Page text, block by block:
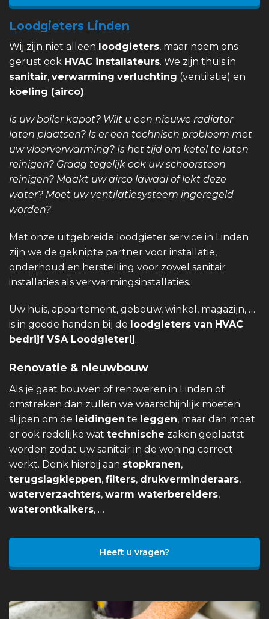
Loodgieters Linden
Wij zijn niet alleen loodgieters, maar noem ons
gerust ook HVAC installateurs. We zijn thuis in
sanitair, verwarming verluchting (ventilatie) en
koeling (airco).
Is uw boiler kapot? Wilt u een nieuwe radiator
laten plaatsen? Is er een technisch probleem met
uw vloerverwarming? Is het tijd om ketel te laten
reinigen? Graag tegelijk ook uw schoorsteen
reinigen? Maakt uw airco lawaai of lekt deze
water? Moet uw ventilatiesysteem ingeregeld
worden?
Met onze uitgebreide loodgieter service in Linden
zijn we de geknipte partner voor installatie,
onderhoud en herstelling voor zowel sanitair
installaties als verwarmingsinstallaties.
Uw huis, appartement, gebouw, winkel, magazijn, …
is in goede handen bij de loodgieters van HVAC
bedrijf VSA Loodgieterij.
Renovatie & nieuwbouw
Als je gaat bouwen of renoveren in Linden of
omstreken dan zullen we waarschijnlijk moeten
slijpen om de leidingen te leggen, maar dan moet
er ook redelijke wat technische zaken geplaatst
worden zodat uw sanitair in de woning correct
werkt. Denk hierbij aan stopkranen,
terugslagkleppen, filters, drukverminderaars,
waterverzachters, warm waterbereiders,
waterontkalkers, …
Heeft u vragen?